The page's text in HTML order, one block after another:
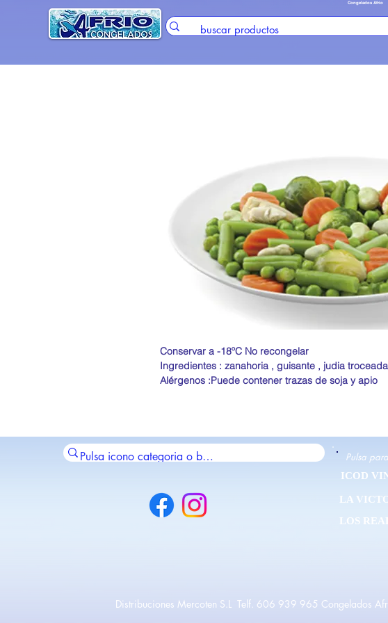
Congelados Afrio
Conservar a -18ºC No recongelar
Ingredientes : zanahoria , guisante , judia
Alérgenos :Puede contener trazas de soja y apio
ICOD
LA
LOS
Pulsa
Distribuciones Mercoten S.L Telf. 606 939 965 Congelados